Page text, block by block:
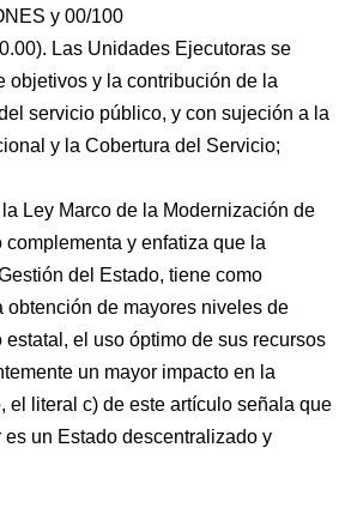
y 00/100
Las Unidades Ejecutoras se
objetivos y la contribución de la
servicio público, y con sujeción a la
y la Cobertura del Servicio;
Ley Marco de la Modernización de
complementa y enfatiza que la
del Estado, tiene como
de mayores niveles de
el uso óptimo de sus recursos
un mayor impacto en la
el literal c) de este artículo señala que
un Estado descentralizado y